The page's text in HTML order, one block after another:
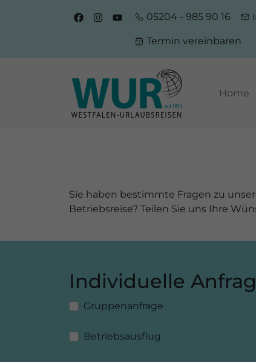
05204 - 985 90 16
Termin vereinbaren
Home
Sie haben bestimmte Fragen zu
Betriebsreise? Teilen Sie uns Ihre
Individuelle
Gruppenanfrage
Betriebsausflug